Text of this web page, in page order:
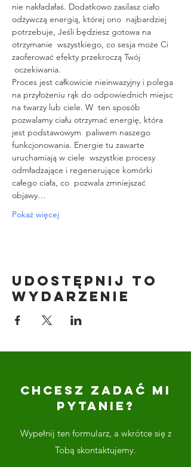
nie nakładałaś. Dodatkowo zasilasz ciało
odżywczą energią, której ono  najbardziej
potrzebuje, Jeśli będziesz gotowa na
otrzymanie  wszystkiego, co sesja może Ci
zaoferować efekty przekroczą Twój
oczekiwania.
Proces jest całkowicie nieinwazyjny i polega
na przyłożeniu rąk do odpowiednich miejsc
na twarzy lub ciele. W  ten sposób
pozwalamy ciału otrzymać energię, która
jest podstawowym  paliwem naszego
funkcjonowania. Energie tu zawarte
uruchamiają w ciele  wszystkie procesy
odmładzające i regenerujące komórki
całego ciała, co  pozwala zmniejszać
objawy…
Pokaż więcej
Udostępnij to
wydarzenie
CHCESZ ZADAĆ MI
PYTANIE?
Wypełnij ten formularz, a wkrótce się z
Tobą skontaktujemy.